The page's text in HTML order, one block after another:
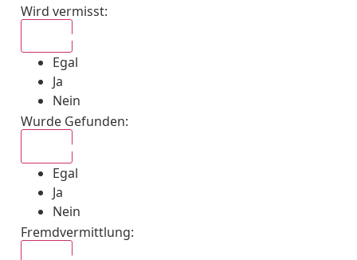
Wird vermisst:
Egal
Ja
Nein
Wurde Gefunden:
Egal
Ja
Nein
Fremdvermittlung: